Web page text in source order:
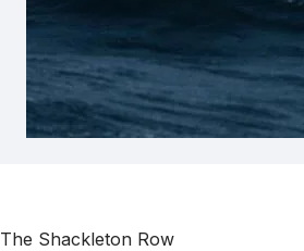
The Shackleton Row